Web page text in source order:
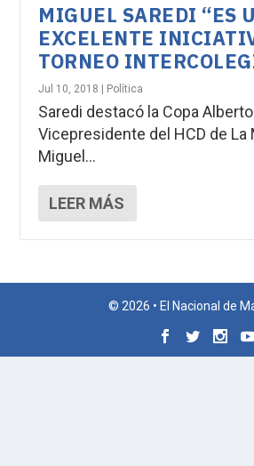
MIGUEL SAREDI “ES
EXCELENTE
TORNEO
Jul 10, 2018 Política
Saredi destacó la Copa
Vicepresidente del HCD de La
Miguel...
LEER MÁS
© 2026 • El Nacional de